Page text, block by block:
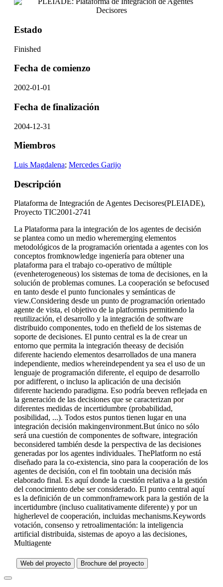
Estado
Finished
Fecha de comienzo
2002-01-01
Fecha de finalización
2004-12-31
Miembros
Luis Magdalena; Mercedes Garijo
Descripción
Plataforma de Integración de Agentes Decisores(PLEIADE),
Proyecto TIC2001-2741
La Plataforma para la integración de los agentes de decisión
se plantea como un medio wheremerging elementos
metodológicos de la programación orientada a agentes con los
conceptos fromknowledge ingeniería para obtener una
plataforma para el trabajo co-operativo de múltiple
(evenheterogeneous) los sistemas de toma de decisiones, en la
solución de problemas comunes. La cooperación se befocused
en tanto desde el punto funcionales y semánticas de
view.Considering desde un punto de programación orientado
agente de vista, el objetivo de la platformis permitiendo la
reutilización, el desarrollo y la integración de software
distribuido componentes, todo en thefield de los sistemas de
soporte de decisiones. El punto central es la de crear un
entorno que permita la integración theeasy de decisión
diferente haciendo elementos desarrollados de una manera
independiente, medios whereindependent ya sea el uso de un
lenguaje de programación diferente, el equipo de desarrollo
por adifferent, o incluso la aplicación de una decisión
diferente haciendo paradigma. Eso podría beeven reflejada en
la generación de las decisiones que se caracterizan por
diferentes medidas de incertidumbre (probabilidad,
posibilidad, ...). Todos estos puntos tienen lugar en una
integración decisión makingenvironment.But único no sólo
será una cuestión de componentes de software, integración
beconsidered también desde la perspectiva de las decisiones
generadas por los agentes individuales. ThePlatform no está
diseñado para la co-existencia, sino para la cooperación de los
agentes de decisión, con el fin toobtain una decisión más
elaborado final. Es aquí donde la cuestión relativa a la gestión
del conocimiento debe ser considerado. El punto central aquí
es la definición de un commonframework para la gestión de la
incertidumbre (incluso cualitativamente diferente) y por un
higherlevel de cooperación, incluidas mechanisms.Keywords
votación, consenso y retroalimentación: la inteligencia
artificial distribuida, sistemas de apoyo a las decisiones,
Multiagente
Web del proyecto Brochure del proyecto